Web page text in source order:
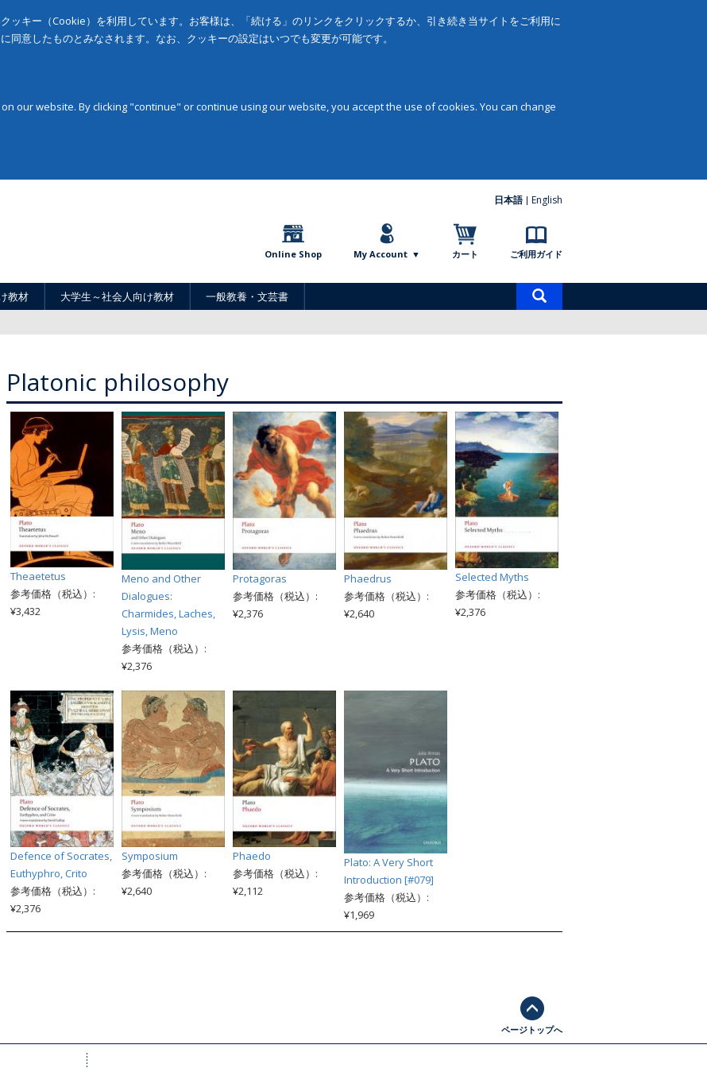
ッキー（Cookie）を利用しています。お客様は、「続ける」のリンクをクリックするか、引き続き当サイトをご利用に
同意したものとみなされます。なお、クッキーの設定はいつでも変更が可能です。
our website. By clicking "continue" or continue using our website, you accept the use of cookies. You can change
日本語 English
Online Shop My Account カート ご利用ガイド
教材 大学生～社会人向け教材 一般教養・文芸書
Platonic philosophy
Theaetetus
参考価格（税込）:
¥3,432
Meno and Other
Dialogues:
Charmides, Laches,
Lysis, Meno
参考価格（税込）:
¥2,376
Protagoras
参考価格（税込）:
¥2,376
Phaedrus
参考価格（税込）:
¥2,640
Selected Myths
参考価格（税込）:
¥2,376
Defence of Socrates,
Euthyphro, Crito
参考価格（税込）:
¥2,376
Symposium
参考価格（税込）:
¥2,640
Phaedo
参考価格（税込）:
¥2,112
Plato: A Very Short
Introduction [#079]
参考価格（税込）:
¥1,969
ページトップへ